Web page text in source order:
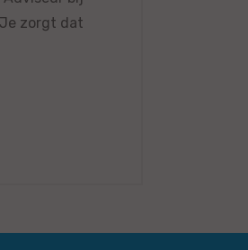
zorgt dat